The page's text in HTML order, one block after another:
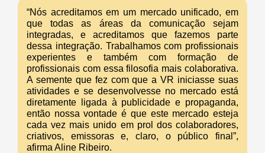
“Nós acreditamos em um mercado unificado, em
que todas as áreas da comunicação sejam
integradas, e acreditamos que fazemos parte
dessa integração. Trabalhamos com profissionais
experientes e também com formação de
profissionais com essa filosofia mais colaborativa.
A semente que fez com que a VR iniciasse suas
atividades e se desenvolvesse no mercado está
diretamente ligada à publicidade e propaganda,
então nossa vontade é que este mercado esteja
cada vez mais unido em prol dos colaboradores,
criativos, emissoras e, claro, o público final”,
afirma Aline Ribeiro.